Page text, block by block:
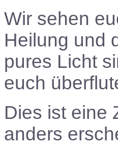
Wir sehen
Heilung und
pures Licht
euch
Dies ist eine
anders